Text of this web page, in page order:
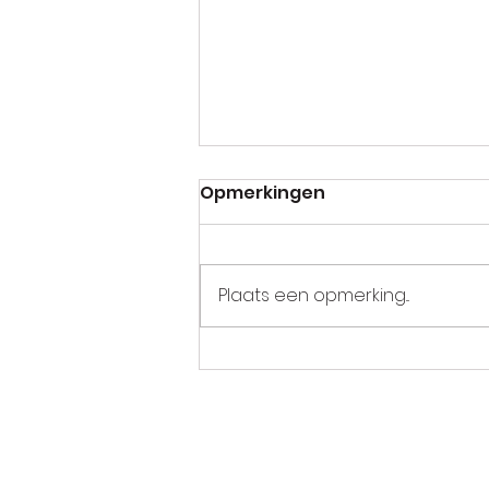
De vrouwen lieten weer
Opmerkingen
Plaats een opmerking...